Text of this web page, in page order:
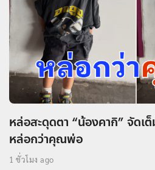
หล่อสะดุดตา “น้องคากิ” จัดเ
หล่อกว่าคุณพ่อ
1 ชั่วโมง ago